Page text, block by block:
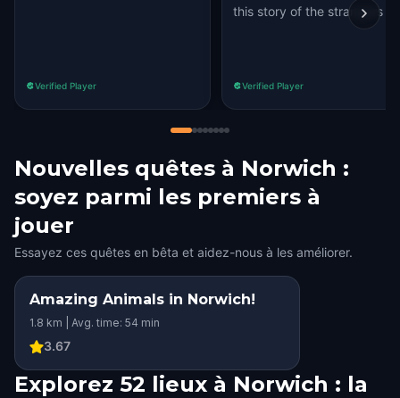
Verified Player
this story of the strangers .
Verified Player
Nouvelles quêtes à Norwich :
soyez parmi les premiers à
jouer
Essayez ces quêtes en bêta et aidez-nous à les améliorer.
Amazing Animals in Norwich!
1.8 km | Avg. time: 54 min
3.67
Explorez 52 lieux à Norwich : la